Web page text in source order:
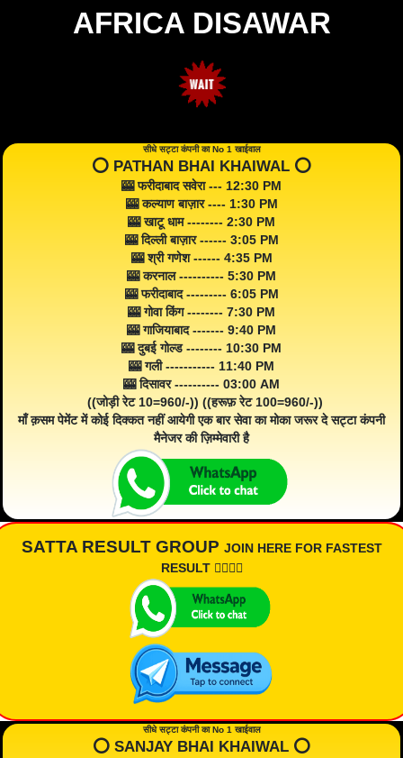
AFRICA DISAWAR
सीधे सट्टा कंपनी का No 1 खाईवाल
⭕️ PATHAN BHAI KHAIWAL ⭕️
🎰 फरीदाबाद सवेरा --- 12:30 PM
🎰 कल्याण बाज़ार ---- 1:30 PM
🎰 खाटू धाम -------- 2:30 PM
🎰 दिल्ली बाज़ार ------ 3:05 PM
🎰 श्री गणेश ------ 4:35 PM
🎰 करनाल ---------- 5:30 PM
🎰 फरीदाबाद --------- 6:05 PM
🎰 गोवा किंग -------- 7:30 PM
🎰 गाजियाबाद ------- 9:40 PM
🎰 दुबई गोल्ड -------- 10:30 PM
🎰 गली ----------- 11:40 PM
🎰 दिसावर ---------- 03:00 AM
((जोड़ी रेट 10=960/-)) ((हरूफ़ रेट 100=960/-))
माँ क़सम पेमेंट में कोई दिक्कत नहीं आयेगी एक बार सेवा का मोका जरूर दे सट्टा कंपनी
मैनेजर की ज़िम्मेवारी है
SATTA RESULT GROUP JOIN HERE FOR FASTEST
RESULT 👇🏾👇🏾
सीधे सट्टा कंपनी का No 1 खाईवाल
⭕️ SANJAY BHAI KHAIWAL ⭕️